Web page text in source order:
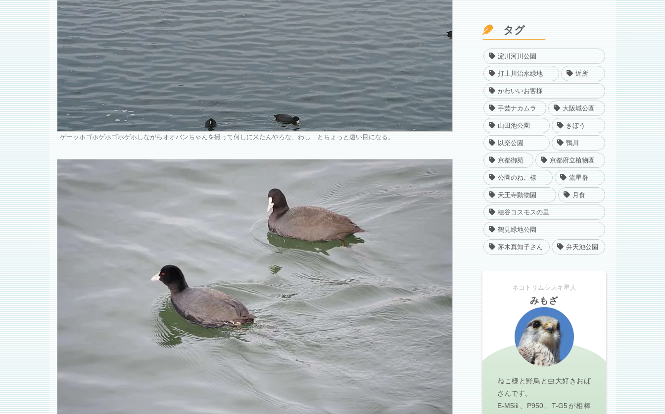
ゲーッホゴホゲホゴホゲホしながらオオバンちゃんを撮って何しに来たんやろな、わし…とちょっと遠い目になる。
タグ
淀川河川公園
打上川治水緑地 近所
かわいいお客様
手芸ナカムラ 大阪城公園
山田池公園 きぼう
以楽公園 鴨川
京都御苑 京都府立植物園
公園のねこ様 流星群
天王寺動物園 月食
穂谷コスモスの里
鶴見緑地公園
茅木真知子さん 弁天池公園
ネコトリムシスキ星人
みもざ
ねこ様と野鳥と虫大好きおば
さんです。
E-M5iii、P950、T-G5が相棒